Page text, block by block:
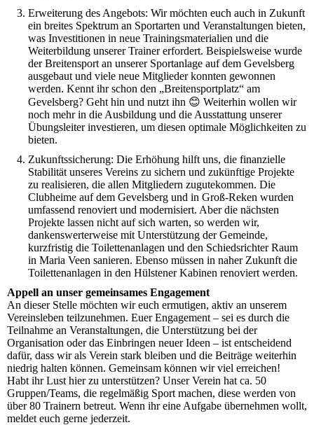
Erweiterung des Angebots: Wir möchten euch auch in Zukunft
ein breites Spektrum an Sportarten und Veranstaltungen bieten,
was Investitionen in neue Trainingsmaterialien und die
Weiterbildung unserer Trainer erfordert. Beispielsweise wurde
der Breitensport an unserer Sportanlage auf dem Gevelsberg
ausgebaut und viele neue Mitglieder konnten gewonnen
werden. Kennt ihr schon den „Breitensportplatz“ am
Gevelsberg? Geht hin und nutzt ihn 😊 Weiterhin wollen wir
noch mehr in die Ausbildung und die Ausstattung unserer
Übungsleiter investieren, um diesen optimale Möglichkeiten zu
bieten.
Zukunftssicherung: Die Erhöhung hilft uns, die finanzielle
Stabilität unseres Vereins zu sichern und zukünftige Projekte
zu realisieren, die allen Mitgliedern zugutekommen. Die
Clubheime auf dem Gevelsberg und in Groß-Reken wurden
umfassend renoviert und modernisiert. Aber die nächsten
Projekte lassen nicht auf sich warten, so werden wir,
dankenswerterweise mit Unterstützung der Gemeinde,
kurzfristig die Toilettenanlagen und den Schiedsrichter Raum
in Maria Veen sanieren. Ebenso müssen in naher Zukunft die
Toilettenanlagen in den Hülstener Kabinen renoviert werden.
Appell an unser gemeinsames Engagement
An dieser Stelle möchten wir euch ermutigen, aktiv an unserem
Vereinsleben teilzunehmen. Euer Engagement – sei es durch die
Teilnahme an Veranstaltungen, die Unterstützung bei der
Organisation oder das Einbringen neuer Ideen – ist entscheidend
dafür, dass wir als Verein stark bleiben und die Beiträge weiterhin
niedrig halten können. Gemeinsam können wir viel erreichen!
Habt ihr Lust hier zu unterstützen? Unser Verein hat ca. 50
Gruppen/Teams, die regelmäßig Sport machen, diese werden von
über 80 Trainern betreut. Wenn ihr eine Aufgabe übernehmen wollt,
meldet euch gerne jederzeit.